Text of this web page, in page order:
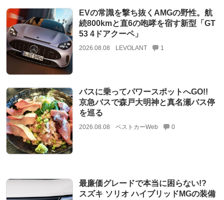
EVの常識を撃ち抜くAMGの野性。航
続800kmと直6の咆哮を宿す新型「GT
53 4ドアクーペ」
2026.08.08 LEVOLANT 1
バスに乗ってパワースポットへGO!!
京急バスで森戸大明神と真名瀬バス停
を巡る
2026.08.08 ベストカーWeb 0
最廉価グレードで本当に困らない!?
スズキ ソリオ ハイブリッドMGの装備